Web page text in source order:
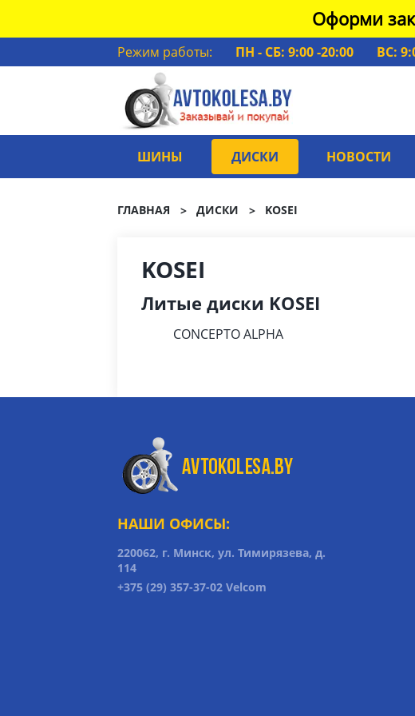
Оформи
Режим работы: ПН - СБ: 9:00 -20:00
ВС:
ШИНЫ ДИСКИ НОВОСТИ
ГЛАВНАЯ ДИСКИ KOSEI
KOSEI
Литые диски KOSEI
CONCEPTO ALPHA
НАШИ ОФИСЫ:
220062, г. Минск, ул. Тимирязева, д.
114
+375 (29) 357-37-02 Velcom